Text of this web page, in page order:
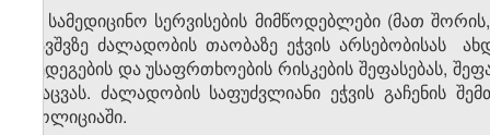
7. სამედიცინო სერვისების მიმწოდებლები (მათ
ბავშვზე ძალადობის თაობაზე ეჭვის არსებობისას
შედეგების და უსაფრთხოების რისკების შეფასებას,
დაცვას. ძალადობის საფუძვლიანი ეჭვის გაჩენის
პოლიციაში.